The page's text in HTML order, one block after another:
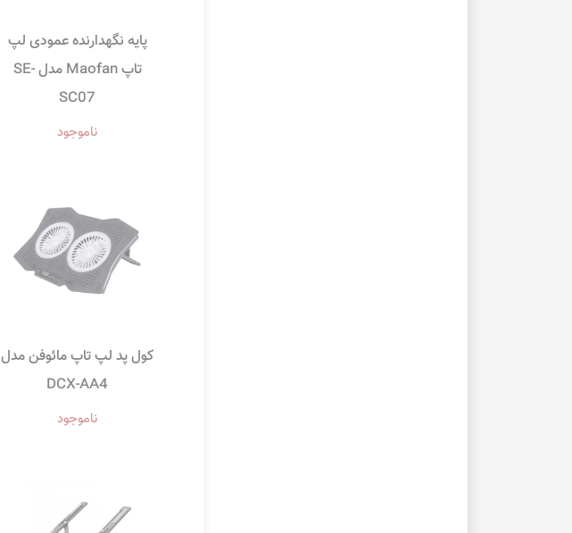
پایه نگهدارنده عمودی لپ
تاپ Maofan مدل SE-
SC07
ناموجود
کول پد لپ تاپ مائوفن مدل
DCX-AA4
ناموجود